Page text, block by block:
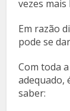
vezes mais
Em razão
pode se
Com toda
adequado,
saber: